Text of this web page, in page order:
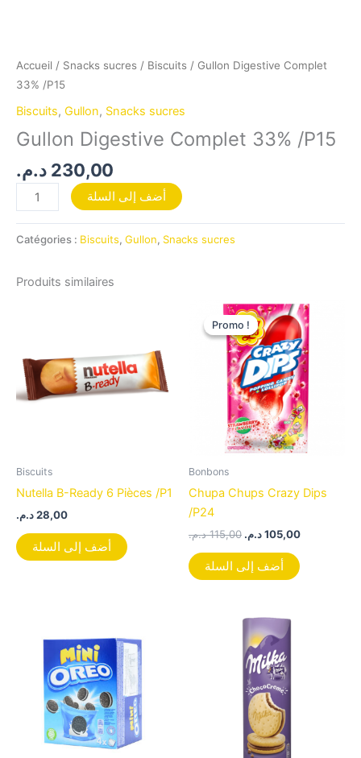
Accueil / Snacks sucres / Biscuits / Gullon Digestive Complet
33% /P15
Biscuits, Gullon, Snacks sucres
Gullon Digestive Complet 33% /P15
230,00 د.م.
أضف إلى السلة
Catégories : Biscuits, Gullon, Snacks sucres
Produits similaires
Biscuits
Nutella B-Ready 6 Pièces /P1
28,00د.م.
أضف إلى السلة
Promo !
Promo !
Bonbons
Chupa Chups Crazy Dips
/P24
115,00 د.م.
Le
prix
initial
était :
115,00 د.م..
105,00د.م.
Le
prix
actuel
est :
أضف إلى السلة